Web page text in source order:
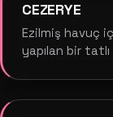
CEZERYE
Ezilmiş havuç
yapılan bir